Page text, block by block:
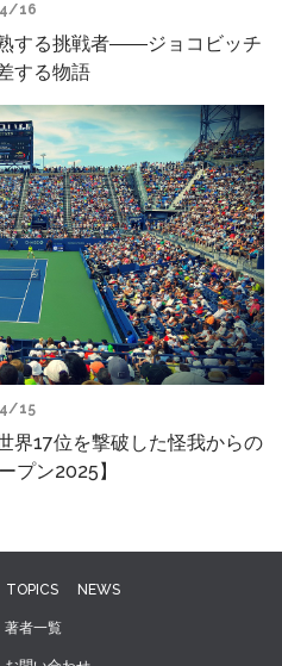
16
する挑戦者――ジョコビッチ
する物語
15
界17位を撃破した怪我からの
プン2025】
TOPICS NEWS
著者一覧